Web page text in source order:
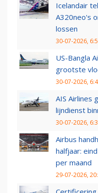
Icelandair
A320neo's
lossen
30-07-2026,
US-Bangla
grootste
30-07-2026,
AIS Airlines
lijndienst
30-07-2026,
Airbus
halfjaar:
per maand
29-07-2026,